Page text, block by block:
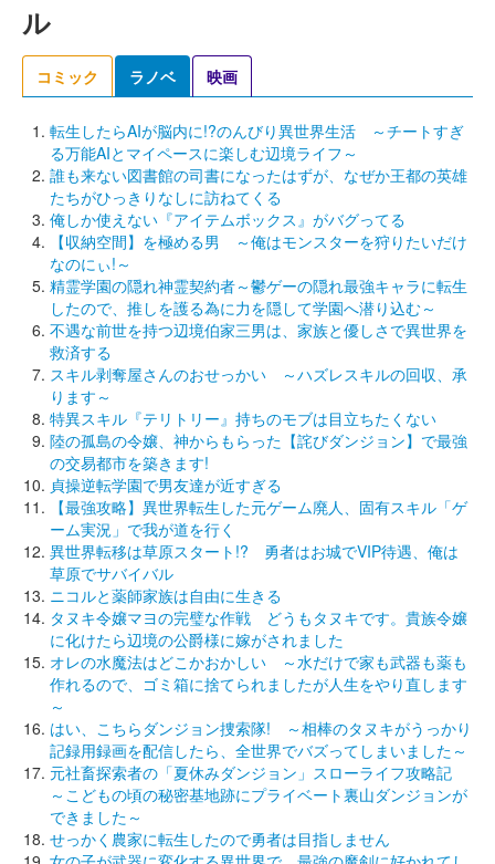
ル
コミック ラノベ 映画
転生したらAIが脳内に!?のんびり異世界生活 ～チートすぎ
る万能AIとマイペースに楽しむ辺境ライフ～
誰も来ない図書館の司書になったはずが、なぜか王都の英雄
たちがひっきりなしに訪ねてくる
俺しか使えない『アイテムボックス』がバグってる
【収納空間】を極める男 ～俺はモンスターを狩りたいだけ
なのにぃ!～
精霊学園の隠れ神霊契約者～鬱ゲーの隠れ最強キャラに転生
したので、推しを護る為に力を隠して学園へ潜り込む～
不遇な前世を持つ辺境伯家三男は、家族と優しさで異世界を
救済する
スキル剥奪屋さんのおせっかい ～ハズレスキルの回収、承
ります～
特異スキル『テリトリー』持ちのモブは目立ちたくない
陸の孤島の令嬢、神からもらった【詫びダンジョン】で最強
の交易都市を築きます!
貞操逆転学園で男友達が近すぎる
【最強攻略】異世界転生した元ゲーム廃人、固有スキル「ゲ
ーム実況」で我が道を行く
異世界転移は草原スタート!? 勇者はお城でVIP待遇、俺は
草原でサバイバル
ニコルと薬師家族は自由に生きる
タヌキ令嬢マヨの完璧な作戦 どうもタヌキです。貴族令嬢
に化けたら辺境の公爵様に嫁がされました
オレの水魔法はどこかおかしい ～水だけで家も武器も薬も
作れるので、ゴミ箱に捨てられましたが人生をやり直します
～
はい、こちらダンジョン捜索隊! ～相棒のタヌキがうっかり
記録用録画を配信したら、全世界でバズってしまいました～
元社畜探索者の「夏休みダンジョン」スローライフ攻略記
～こどもの頃の秘密基地跡にプライベート裏山ダンジョンが
できました～
せっかく農家に転生したので勇者は目指しません